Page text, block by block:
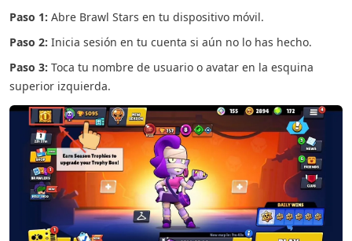
Paso 1: Abre Brawl Stars en tu dispositivo móvil.
Paso 2: Inicia sesión en tu cuenta si aún no lo has hecho.
Paso 3: Toca tu nombre de usuario o avatar en la esquina
superior izquierda.